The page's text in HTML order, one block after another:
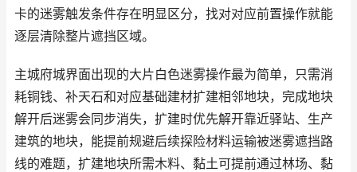
卡的迷雾触发条件存在明显区分，找对对应前置操作就能
逐层清除整片遮挡区域。
主城府城界面出现的大片白色迷雾操作最为简单，只需消
耗铜钱、补天石和对应基础建材扩建相邻地块，完成地块
解开后迷雾会同步消失，扩建时优先解开靠近驿站、生产
建筑的地块，能提前规避后续探险材料运输被迷雾遮挡路
线的难题，扩建地块所需木料、黏土可提前通过林场、黏